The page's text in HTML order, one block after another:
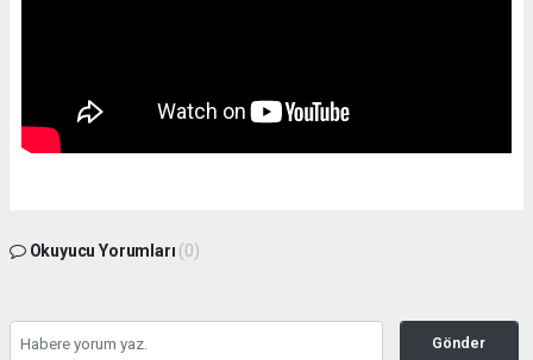
Okuyucu Yorumları (0)
Gönder